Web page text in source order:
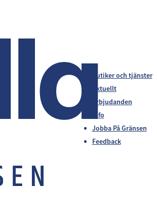
Butiker och tjänster
Aktuellt
Erbjudanden
Info
Jobba På Gränsen
Feedback